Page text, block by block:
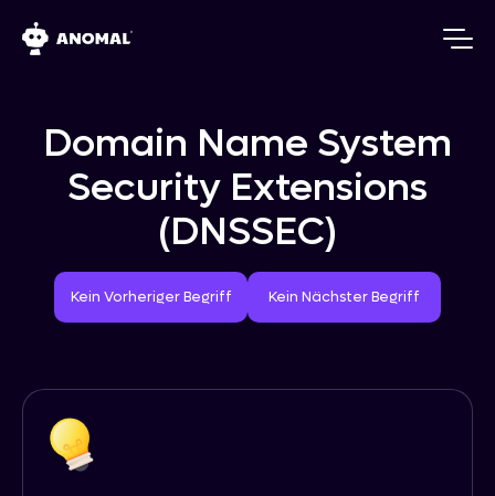
Domain Name System
Security Extensions
(DNSSEC)
Vorheriger Begriff
Kein Vorheriger Begriff Nächster Begriff
Kein Nächster Begriff